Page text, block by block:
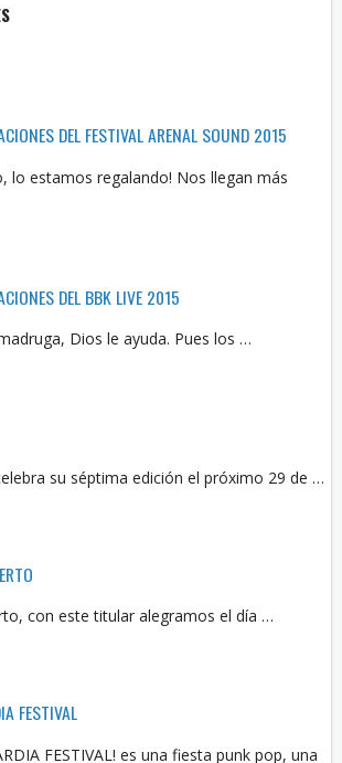
DEL FESTIVAL ARENAL SOUND 2015
lo estamos regalando! Nos llegan más
DEL BBK LIVE 2015
Dios le ayuda. Pues los …
su séptima edición el próximo 29 de …
con este titular alegramos el día …
FESTIVAL
FESTIVAL! es una fiesta punk pop, una